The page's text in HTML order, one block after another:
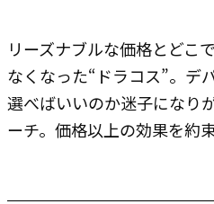
リーズナブルな価格とどこ
なくなった“ドラコス”。デ
選べばいいのか迷子になり
ーチ。価格以上の効果を約